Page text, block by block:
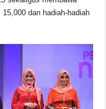
dan hadiah-hadiah